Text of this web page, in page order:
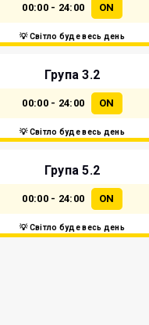
00:00 - 24:00 ON
💡 Світло буде весь день
Група 3.2
00:00 - 24:00 ON
💡 Світло буде весь день
Група 5.2
00:00 - 24:00 ON
💡 Світло буде весь день